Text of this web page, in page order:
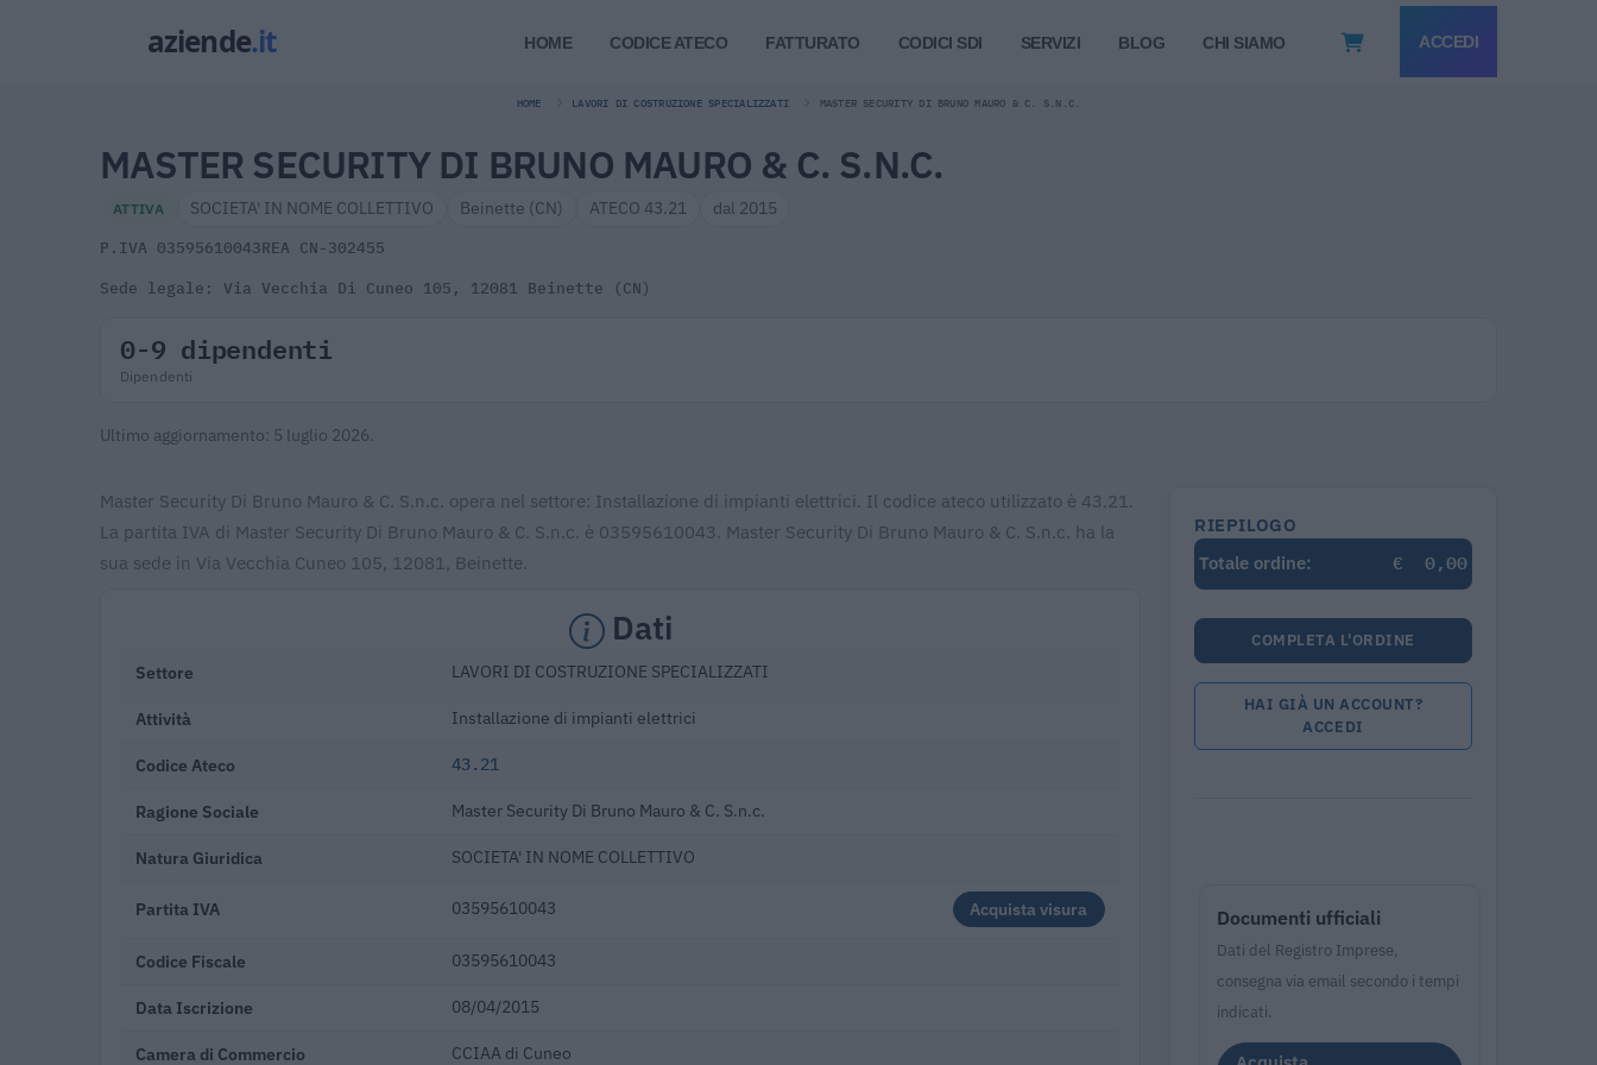
HOME CODICE ATECO FATTURATO CODICI SDI SERVIZI BLOG CHI SIAMO ACCEDI
HOME LAVORI DI COSTRUZIONE SPECIALIZZATI MASTER SECURITY DI BRUNO MAURO & C. S.N.C.
MASTER SECURITY DI BRUNO MAURO & C. S.N.C.
ATTIVA SOCIETA' IN NOME COLLETTIVO Beinette (CN) ATECO 43.21 dal 2015
P.IVA 03595610043REA CN-302455
Sede legale: Via Vecchia Di Cuneo 105, 12081 Beinette (CN)
0-9 dipendenti
Dipendenti
Ultimo aggiornamento: 5 luglio 2026.
Master Security Di Bruno Mauro & C. S.n.c. opera nel settore: Installazione di impianti elettrici. Il codice ateco utilizzato è 43.21.
La partita IVA di Master Security Di Bruno Mauro & C. S.n.c. è 03595610043. Master Security Di Bruno Mauro & C. S.n.c. ha la
sua sede in Via Vecchia Cuneo 105, 12081, Beinette.
Dati
Settore LAVORI DI COSTRUZIONE SPECIALIZZATI
Attività Installazione di impianti elettrici
Codice Ateco 43.21
Ragione Sociale Master Security Di Bruno Mauro & C. S.n.c.
Natura Giuridica SOCIETA' IN NOME COLLETTIVO
Partita IVA 03595610043 Acquista visura
Codice Fiscale 03595610043
Data Iscrizione 08/04/2015
Camera di Commercio CCIAA di Cuneo
RIEPILOGO
Totale ordine:
€ 0,00
COMPLETA L'ORDINE
HAI GIÀ UN ACCOUNT?
ACCEDI
Documenti ufficiali
Dati del Registro Imprese,
consegna via email secondo i tempi
indicati.